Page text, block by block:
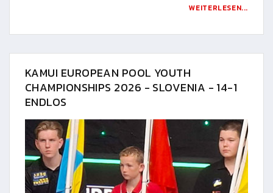
WEITERLESEN...
KAMUI EUROPEAN POOL YOUTH
CHAMPIONSHIPS 2026 - SLOVENIA - 14-1
ENDLOS